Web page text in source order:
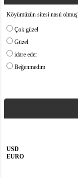
Köyümüzün sitesi nasıl
Çok güzel
Güzel
idare eder
Beğenmedim
USD
EURO